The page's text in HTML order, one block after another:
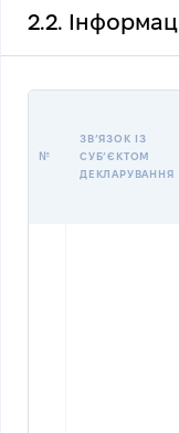
2.2.
№
ЗВʼЯЗОК ІЗ
СУБʼЄКТОМ
ДЕКЛАРУВАННЯ